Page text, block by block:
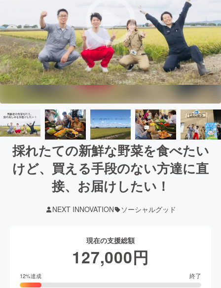
採れたての新鮮な野菜を食べたい
けど、買える手段のない方達に直
接、お届けしたい！
NEXT INNOVATION ソーシャルグッド
現在の支援総額
127,000円
12%達成 終了